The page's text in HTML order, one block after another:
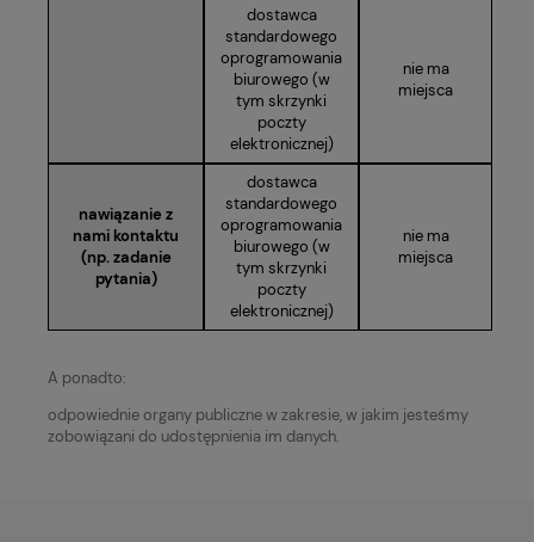
dostawca
standardowego
oprogramowania
biurowego (w
tym skrzynki
poczty
elektronicznej)
nie ma
miejsca
nawiązanie z
nami kontaktu
(np. zadanie
pytania)
dostawca
standardowego
oprogramowania
biurowego (w
tym skrzynki
poczty
elektronicznej)
nie ma
miejsca
A ponadto:
odpowiednie organy publiczne w zakresie, w jakim jesteśmy
zobowiązani do udostępnienia im danych.